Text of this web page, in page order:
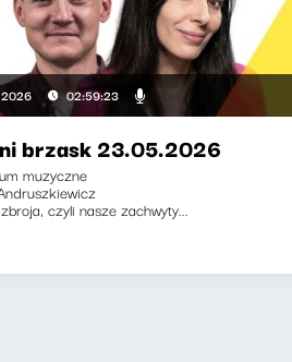
02:59:23
brzask 23.05.2026
muzyczne
czyli nasze zachwyty...